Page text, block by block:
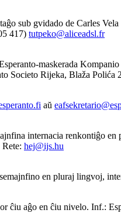
sub gvidado de Carles
417) tutpeko@aliceadsl.fr
maskerada
Societo Rijeka, Blaža
aŭ
internacia renkontiĝo
hej@ijs.hu
en pluraj lingvoj,
ĉiu aĝo en ĉiu nivelo. Inf.: